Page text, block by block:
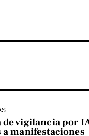
vigilancia por
manifestaciones